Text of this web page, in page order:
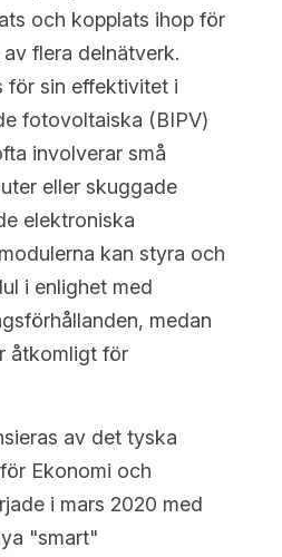
och kopplats ihop för
flera delnätverk.
för sin effektivitet i
fotovoltaiska (BIPV)
involverar små
eller skuggade
elektroniska
kan styra och
i enlighet med
medan
åtkomligt för
av det tyska
Ekonomi och
i mars 2020 med
"smart"